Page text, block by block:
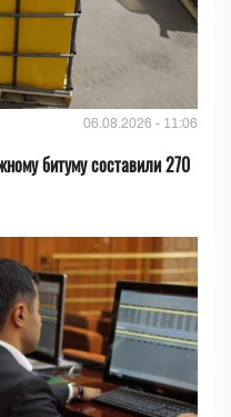
06.08.2026 - 11:06
битуму составили 270